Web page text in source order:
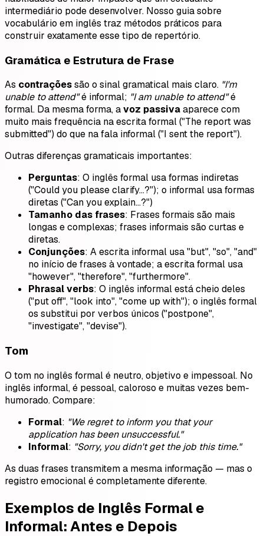
intermediário pode desenvolver. Nosso guia sobre
vocabulário em inglês traz métodos práticos para
construir exatamente esse tipo de repertório.
Gramática e Estrutura de Frase
As contraçõessão o sinal gramatical mais claro. "I'm
unable to attend"é informal; "I am unable to attend"é
formal. Da mesma forma, avoz passivaaparece com
muito mais frequência na escrita formal ("The report was
submitted") do que na fala informal ("I sent the report").
Outras diferenças gramaticais importantes:
Perguntas: O inglês formal usa formas indiretas
("Could you please clarify…?"); o informal usa formas
diretas ("Can you explain…?")
Tamanho das frases: Frases formais são mais
longas e complexas; frases informais são curtas e
diretas.
Conjunções: A escrita informal usa "but", "so", "and"
no início de frases à vontade; a escrita formal usa
"however", "therefore", "furthermore".
Phrasal verbs: O inglês informal está cheio deles
("put off", "look into", "come up with"); o inglês formal
os substitui por verbos únicos ("postpone",
"investigate", "devise").
Tom
O tom no inglês formal é neutro, objetivo e impessoal. No
inglês informal, é pessoal, caloroso e muitas vezes bem-
humorado. Compare:
Formal: "We regret to inform you that your
application has been unsuccessful."
Informal: "Sorry, you didn't get the job this time."
As duas frases transmitem a mesma informação — mas o
registro emocional é completamente diferente.
Exemplos de Inglês Formal e
Informal: Antes e Depois